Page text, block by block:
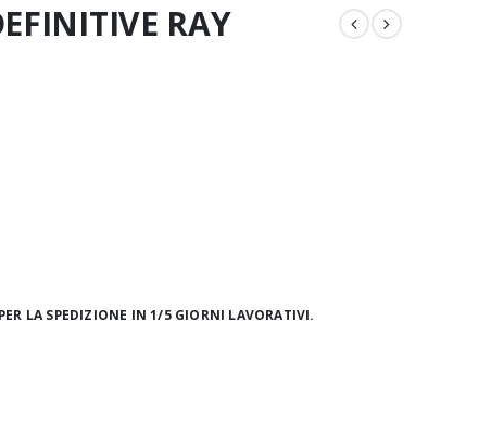
RAY
LA SPEDIZIONE IN 1/5 GIORNI LAVORATIVI.